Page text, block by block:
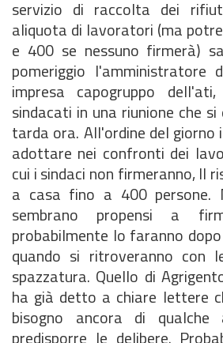
servizio di raccolta dei
aliquota di lavoratori (ma
e 400 se nessuno firmerà)
pomeriggio l'amministratore
impresa capogruppo
sindacati in una riunione che
tarda ora. All'ordine del giorno
adottare nei confronti dei
cui i sindaci non firmeranno, Il
a casa fino a 400 persone.
sembrano propensi a
probabilmente Io faranno
quando si ritroveranno con
spazzatura. Quello di
ha già detto a chiare lettere
bisogno ancora di
predisporre le delibere.